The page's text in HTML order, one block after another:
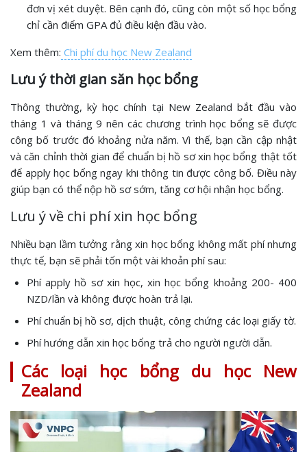
đơn vị xét duyệt. Bên cạnh đó, cũng còn một số học bổng
chỉ cần điểm GPA đủ điều kiện đầu vào.
Xem thêm: Chi phí du học New Zealand
Lưu ý thời gian săn học bổng
Thông thường, kỳ học chính tại New Zealand bắt đầu vào
tháng 1 và tháng 9 nên các chương trình học bổng sẽ được
công bố trước đó khoảng nửa năm. Vì thế, bạn cần cập nhật
và căn chỉnh thời gian để chuẩn bị hồ sơ xin học bổng thật tốt
để apply học bổng ngay khi thông tin được công bố. Điều này
giúp bạn có thể nộp hồ sơ sớm, tăng cơ hội nhận học bổng.
Lưu ý về chi phí xin học bổng
Nhiều bạn lầm tưởng rằng xin học bổng không mất phí nhưng
thực tế, bạn sẽ phải tốn một vài khoản phí sau:
Phí apply hồ sơ xin học, xin học bổng khoảng 200- 400
NZD/lần và không được hoàn trả lại.
Phí chuẩn bị hồ sơ, dịch thuật, công chứng các loại giấy tờ.
Phí hướng dẫn xin học bổng trả cho người người dẫn.
Các loại học bổng du học New
Zealand